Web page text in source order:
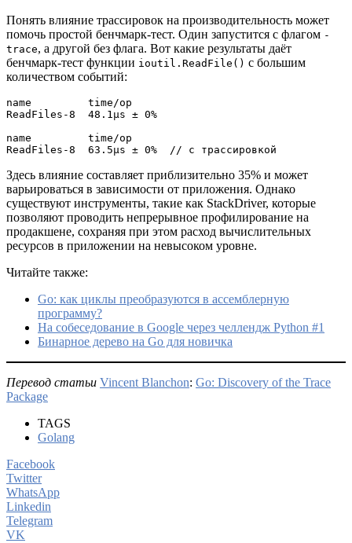
Понять влияние трассировок на производительность может
помочь простой бенчмарк-тест. Один запустится с флагом -
trace, а другой без флага. Вот какие результаты даёт
бенчмарк-тест функции ioutil.ReadFile() с большим
количеством событий:
name         time/op
ReadFiles-8  48.1µs ± 0%
name         time/op
ReadFiles-8  63.5µs ± 0%  // с трассировкой
Здесь влияние составляет приблизительно 35% и может
варьироваться в зависимости от приложения. Однако
существуют инструменты, такие как StackDriver, которые
позволяют проводить непрерывное профилирование на
продакшене, сохраняя при этом расход вычислительных
ресурсов в приложении на невысоком уровне.
Читайте также:
Go: как циклы преобразуются в ассемблерную
программу?
На собеседование в Google через челлендж Python #1
Бинарное дерево на Go для новичка
Перевод статьи Vincent Blanchon: Go: Discovery of the Trace
Package
TAGS
Golang
Facebook
Twitter
WhatsApp
Linkedin
Telegram
VK